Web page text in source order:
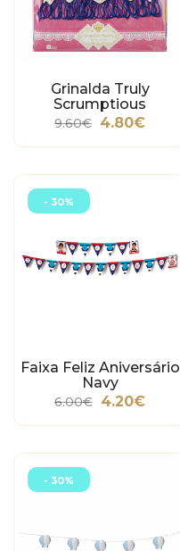
Grinalda Truly
Scrumptious
9.60€ 4.80€
- 30%
Faixa Feliz Aniversário
Navy
6.00€ 4.20€
- 30%